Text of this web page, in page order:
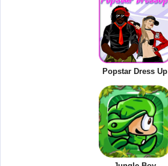
Popstar Dress Up